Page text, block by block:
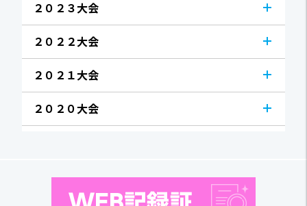
２０２３大会
２０２２大会
２０２１大会
２０２０大会